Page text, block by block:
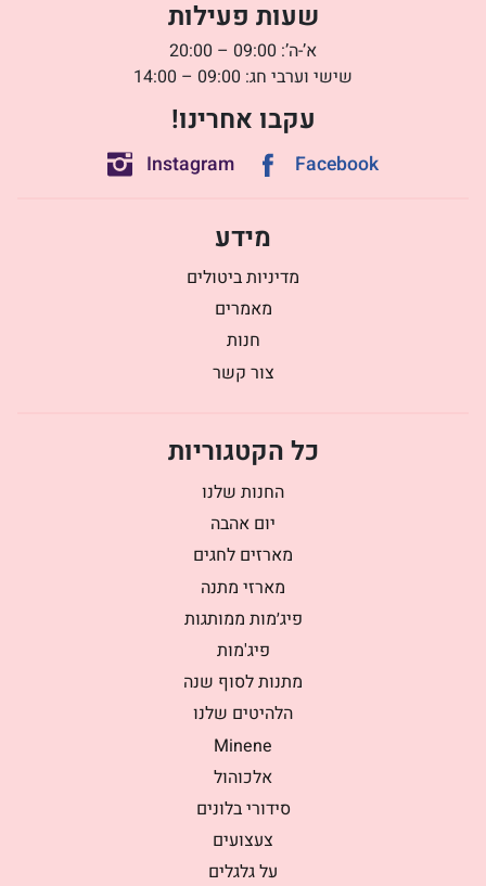
שעות פעילות
א’-ה’: 09:00 – 20:00
שישי וערבי חג: 09:00 – 14:00
עקבו אחרינו!
Facebook
Instagram
מידע
מדיניות ביטולים
מאמרים
חנות
צור קשר
כל הקטגוריות
החנות שלנו
יום אהבה
מארזים לחגים
מארזי מתנה
פיג׳מות ממותגות
פיג'מות
מתנות לסוף שנה
הלהיטים שלנו
Minene
אלכוהול
סידורי בלונים
צעצועים
על גלגלים